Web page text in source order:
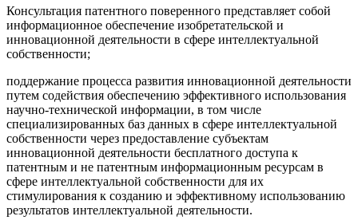
Консультация патентного поверенного представляет собой
информационное обеспечение изобретательской и
инновационной деятельности в сфере интеллектуальной
собственности;
поддержание процесса развития инновационной деятельности
путем содействия обеспечению эффективного использования
научно-технической информации, в том числе
специализированных баз данных в сфере интеллектуальной
собственности через предоставление субъектам
инновационной деятельности бесплатного доступа к
патентным и не патентным информационным ресурсам в
сфере интеллектуальной собственности для их
стимулирования к созданию и эффективному использованию
результатов интеллектуальной деятельности.